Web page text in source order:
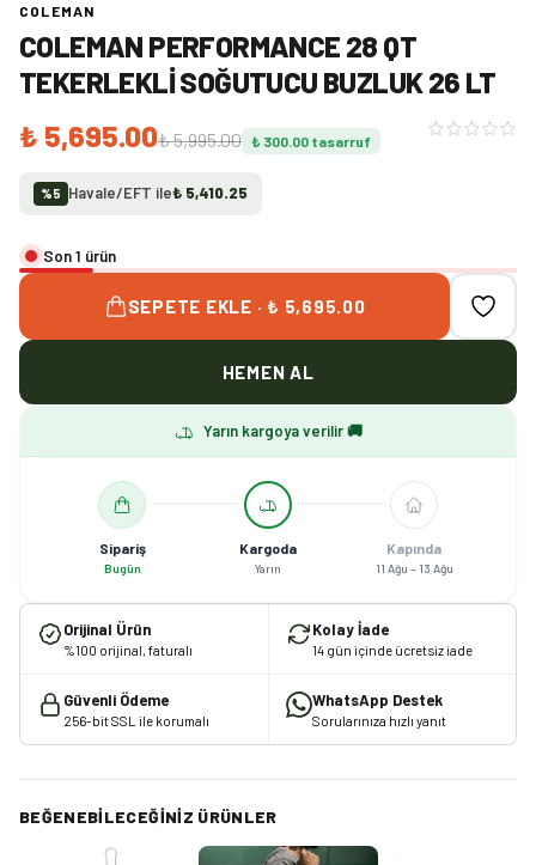
COLEMAN
COLEMAN PERFORMANCE 28 QT
TEKERLEKLI SOĞUTUCU BUZLUK 26 LT
₺ 5,695.00₺ 5,995.00 ₺ 300.00 tasarruf
%5 Havale/EFT ile₺ 5,410.25
Son 1 ürün
SEPETE EKLE · ₺ 5,695.00
HEMEN AL
Yarın kargoya verilir 🚚
Sipariş
Bugün
Kargoda
Yarın
Kapında
11 Ağu – 13 Ağu
Orijinal Ürün
%100 orijinal, faturalı
Kolay İade
14 gün içinde ücretsiz iade
Güvenli Ödeme
256-bit SSL ile korumalı
WhatsApp Destek
Sorularınıza hızlı yanıt
BEĞENEBILECEĞINIZ ÜRÜNLER